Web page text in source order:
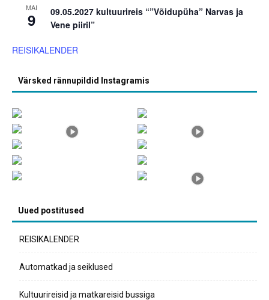
MAI
9
09.05.2027 kultuurireis “”Võidupüha” Narvas ja
Vene piiril”
REISIKALENDER
Värsked rännupildid Instagramis
Uued postitused
REISIKALENDER
Automatkad ja seiklused
Kultuurireisid ja matkareisid bussiga